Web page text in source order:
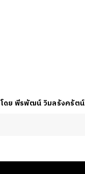
โดย พีรพัฒน์ วิมลรังครัตน์